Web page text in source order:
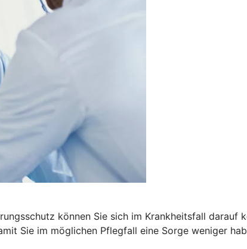
können Sie sich im Krankheitsfall
Sie im möglichen Pflegfall eine Sorge weniger